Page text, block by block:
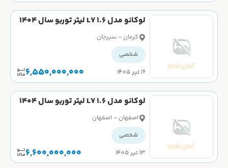
لوکانو مدل L7 1.6 لیتر توربو سال 1404
صفرکرمان - سیرجان
شخصی
۱۶ تیر ۱۴۰۵
6,550,000,000
لوکانو مدل L7 1.6 لیتر توربو سال 1404
صفراصفهان - اصفهان
شخصی
۱۳ تیر ۱۴۰۵
6,600,000,000